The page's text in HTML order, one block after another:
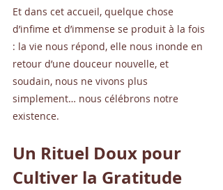
Et dans cet accueil, quelque chose
d’infime et d’immense se produit à la fois
: la vie nous répond, elle nous inonde en
retour d’une douceur nouvelle, et
soudain, nous ne vivons plus
simplement… nous célébrons notre
existence.
Un Rituel Doux pour
Cultiver la Gratitude